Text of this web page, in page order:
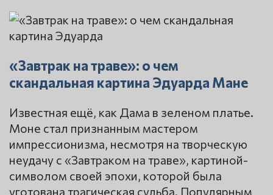
«Завтрак на траве»: о чем
скандальная картина Эдуарда Мане
Известная ещё, как Дама в зеленом платье.
Моне стал признанным мастером
импрессионизма, несмотря на творческую
неудачу с «Завтраком на траве», картиной-
символом своей эпохи, которой была
уготована трагическая судьба. Популярным